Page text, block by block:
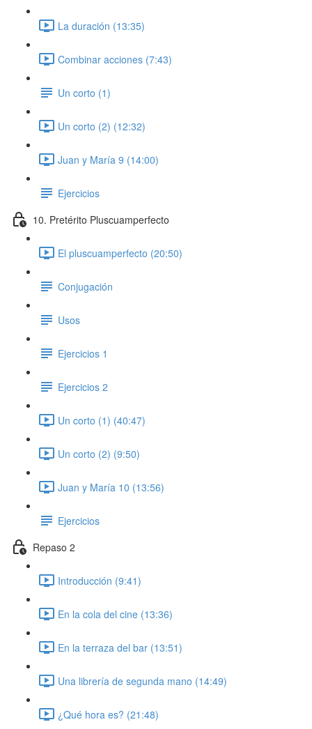
La duración (13:35)
Combinar acciones (7:43)
Un corto (1)
Un corto (2) (12:32)
Juan y María 9 (14:00)
Ejercicios
10. Pretérito Pluscuamperfecto
El pluscuamperfecto (20:50)
Conjugación
Usos
Ejercicios 1
Ejercicios 2
Un corto (1) (40:47)
Un corto (2) (9:50)
Juan y María 10 (13:56)
Ejercicios
Repaso 2
Introducción (9:41)
En la cola del cine (13:36)
En la terraza del bar (13:51)
Una librería de segunda mano (14:49)
¿Qué hora es? (21:48)